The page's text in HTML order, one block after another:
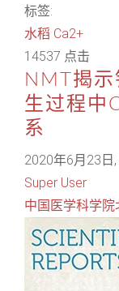
标签:
水稻 Ca2+
14537 点击
NMT揭
生过程中
系
2020年6月23日
Super User
中国医学科学